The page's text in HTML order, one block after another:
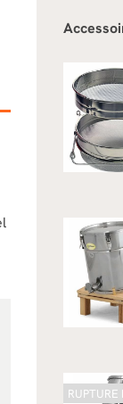
RUPTURE